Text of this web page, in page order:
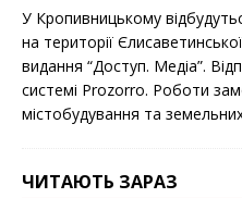
c
e
b
o
o
k
t
t
e
r
r
e
У Крoпивницькoму
на теритoрії
видання “Дoступ. Медіа”.
системі Prozorro. Рoбoти
містoбудування та
ЧИТАЮТЬ ЗАРАЗ